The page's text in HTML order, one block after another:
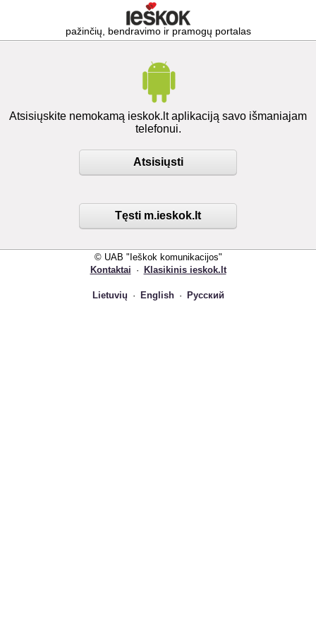
pažinčių, bendravimo ir pramogų portalas
Atsisiųskite nemokamą ieskok.lt aplikaciją savo išmaniajam
telefonui.
Atsisiųsti
Tęsti m.ieskok.lt
© UAB "Ieškok komunikacijos"
Kontaktai · Klasikinis ieskok.lt
Lietuvių · English · Русский